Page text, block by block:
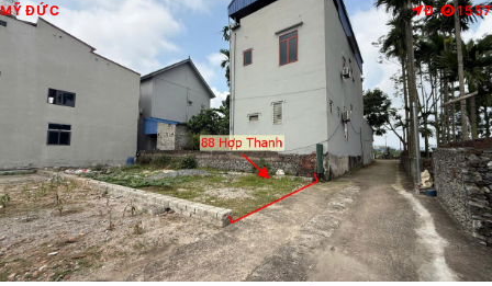
MỸ ĐỨC Đ 1557